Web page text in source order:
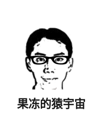
果冻的猿宇宙